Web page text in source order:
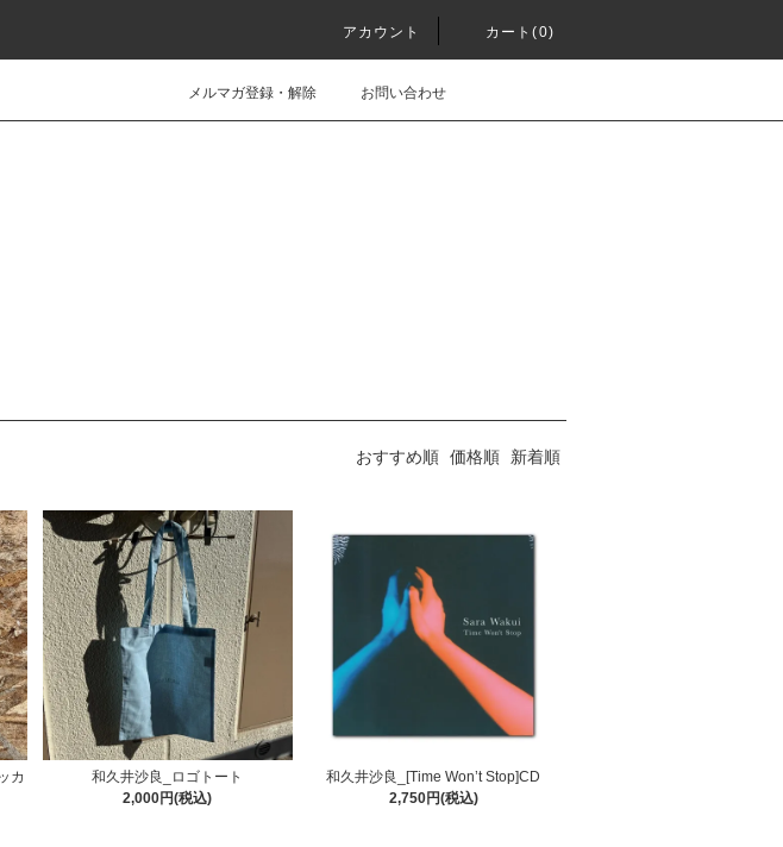
アカウント カート(0)
メルマガ登録・解除 お問い合わせ
おすすめ順 価格順 新着順
カ
和久井沙良_ロゴトート
2,000円(税込)
和久井沙良_[Time Won’t Stop]CD
2,750円(税込)